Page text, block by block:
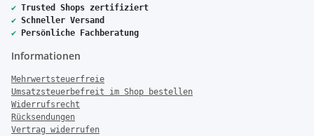
✔ Trusted Shops zertifiziert
✔ Schneller Versand
✔ Persönliche Fachberatung
Informationen
Mehrwertsteuerfreie
Umsatzsteuerbefreit im Shop bestellen
Widerrufsrecht
Rücksendungen
Vertrag widerrufen